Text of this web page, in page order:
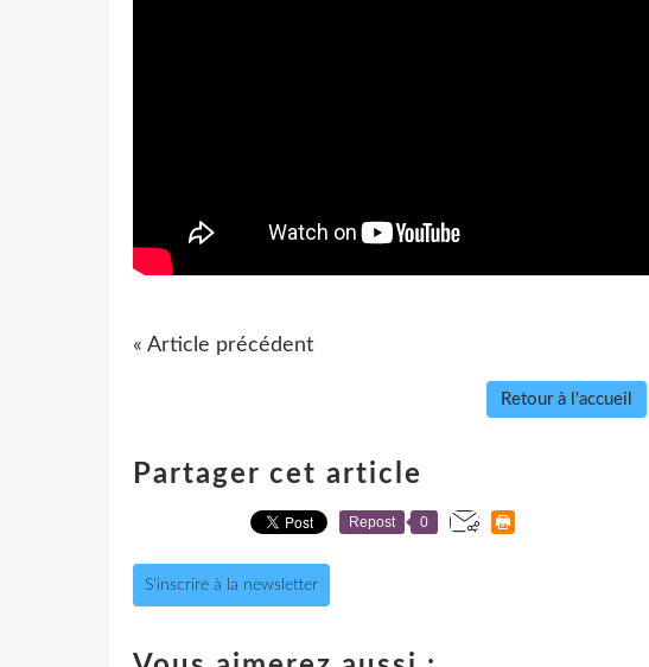
« Article précédent
Retour à l'accueil
Partager cet article
Repost 0
S'inscrire à la newsletter